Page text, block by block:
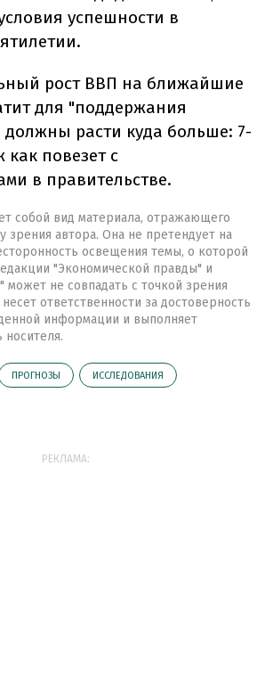
успешности в
рост ВВП на ближайшие
для "поддержания
расти куда больше: 7-
как повезет с
в правительстве.
собой вид материала, отражающего
зрения автора. Она не претендует на
освещения темы, о которой
"Экономической правды" и
может не совпадать с точкой зрения
ответственности за достоверность
информации и выполняет
ПРОГНОЗЫ ИССЛЕДОВАНИЯ
РЕКЛАМА: